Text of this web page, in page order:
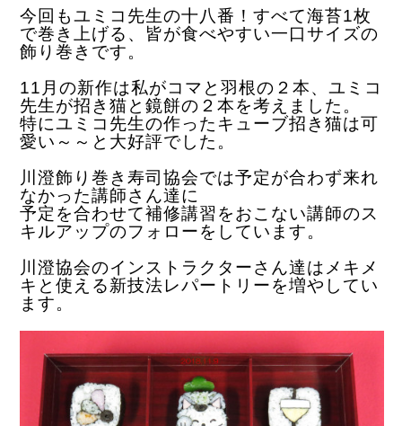
今回もユミコ先生の十八番！ すべて海苔1枚
で巻き上げる、皆が食べやすい一口サイズの
飾り巻きです。
11月の新作は私がコマと羽根の２本、ユミコ
先生が招き猫と鏡餅の２本を考えました。
特にユミコ先生の作ったキューブ招き猫は可
愛い～～と大好評でした。
川澄飾り巻き寿司協会では予定が合わず来れ
なかった講師さん達に
予定を合わせて補修講習をおこない講師のス
キルアップのフォローをしています。
川澄協会のインストラクターさん達はメキメ
キと使える新技法レパートリーを増やしてい
ます。